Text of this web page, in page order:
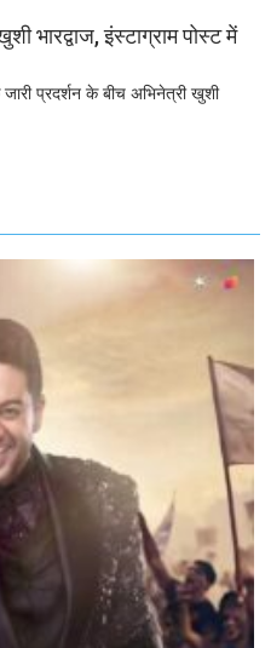
भारद्वाज, इंस्टाग्राम पोस्ट में
प्रदर्शन के बीच अभिनेत्री खुशी